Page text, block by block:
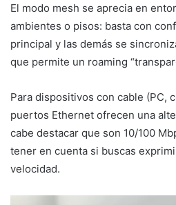
El modo mesh se aprecia en
ambientes o pisos: basta con
principal y las demás se
que permite un roaming
Para dispositivos con cable (PC,
puertos Ethernet ofrecen una
cabe destacar que son 10/100
tener en cuenta si buscas
velocidad.